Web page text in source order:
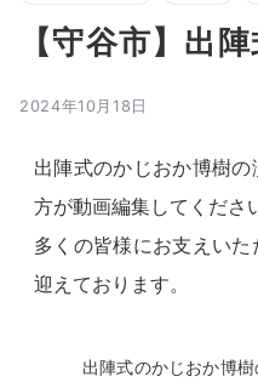
【守谷市】出
2024年10月18日
出陣式のかじおか博樹
方が動画編集してくださ
多くの皆様にお支えい
迎えております。
出陣式のかじおか博